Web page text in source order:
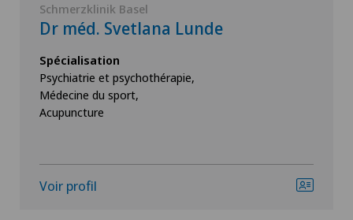
Schmerzklinik Basel
Dr méd. Svetlana Lunde
Spécialisation
Psychiatrie et psychothérapie,
Médecine du sport,
Acupuncture
Voir profil